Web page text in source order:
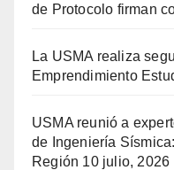
de Protocolo firman
La USMA realiza
Emprendimiento
USMA reunió a
de Ingeniería
Región 10 julio, 2026